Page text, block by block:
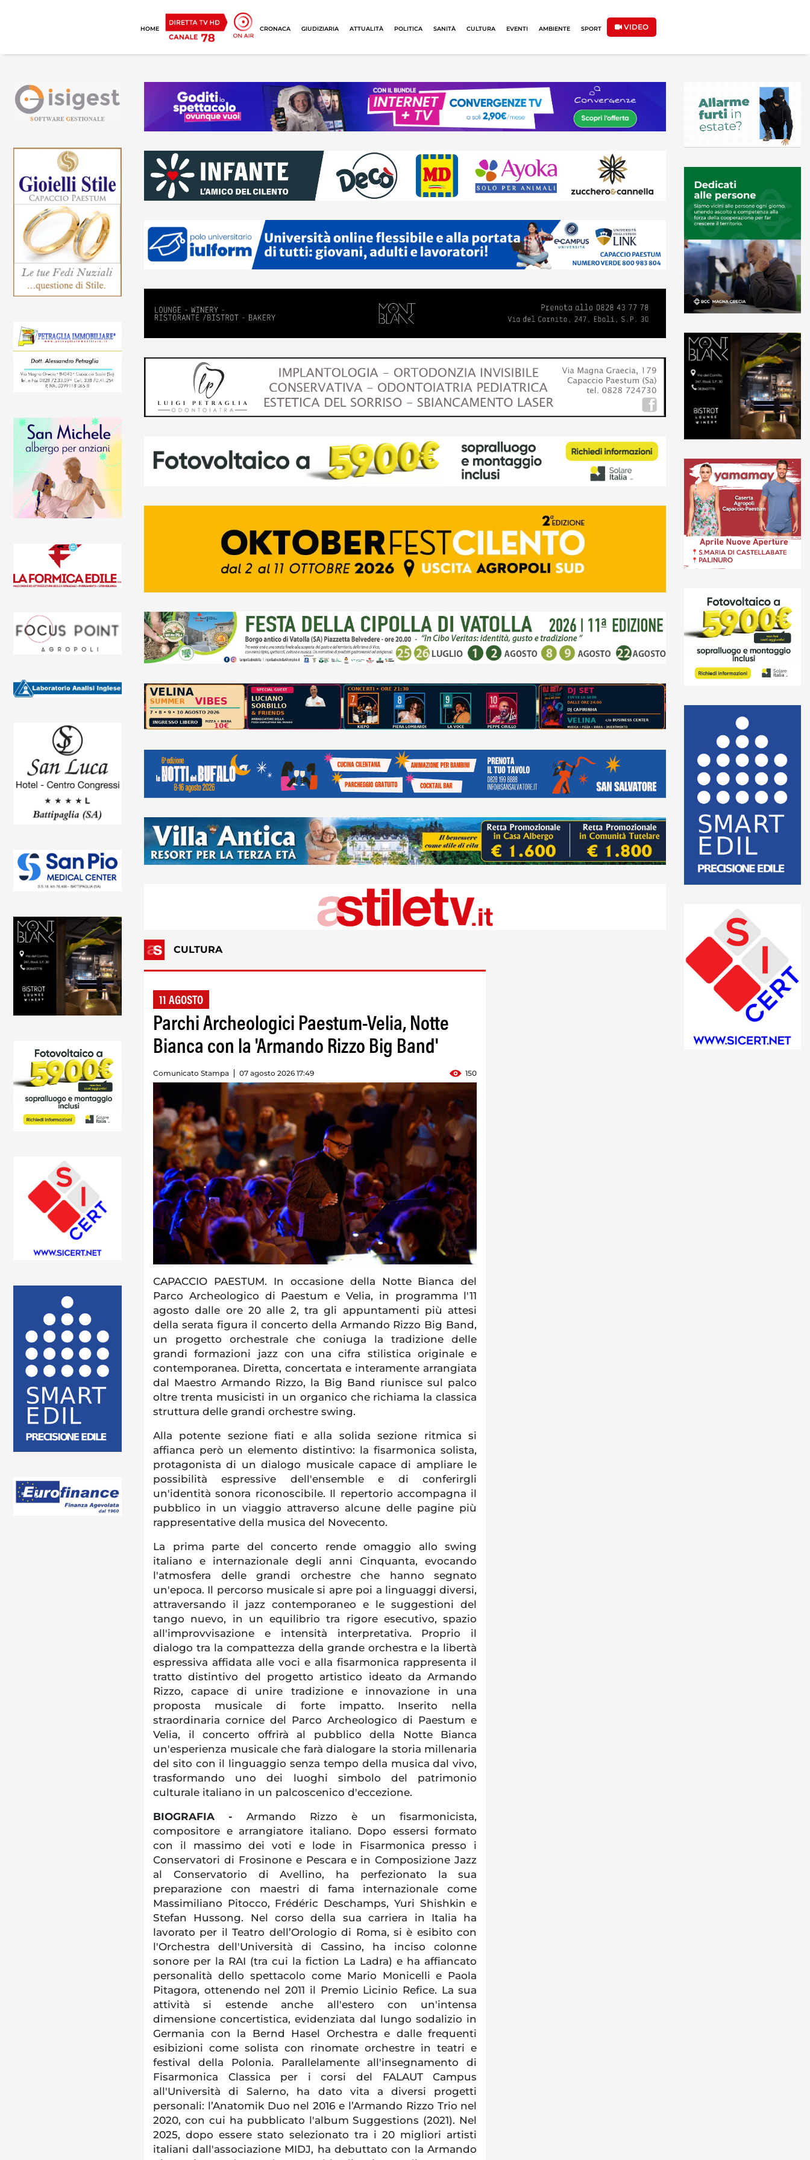
HOME CRONACA GIUDIZIARIA ATTUALITÀ POLITICA SANITÀ CULTURA EVENTI AMBIENTE SPORT VIDEO
CULTURA
11 AGOSTO
Parchi Archeologici Paestum-Velia, Notte
Bianca con la 'Armando Rizzo Big Band'
Comunicato Stampa 07 agosto 2026 17:49 150
CAPACCIO PAESTUM. In occasione della Notte Bianca del
Parco Archeologico di Paestum e Velia, in programma l'11
agosto dalle ore 20 alle 2, tra gli appuntamenti più attesi
della serata figura il concerto della Armando Rizzo Big Band,
un progetto orchestrale che coniuga la tradizione delle
grandi formazioni jazz con una cifra stilistica originale e
contemporanea. Diretta, concertata e interamente arrangiata
dal Maestro Armando Rizzo, la Big Band riunisce sul palco
oltre trenta musicisti in un organico che richiama la classica
struttura delle grandi orchestre swing.
Alla potente sezione fiati e alla solida sezione ritmica si
affianca però un elemento distintivo: la fisarmonica solista,
protagonista di un dialogo musicale capace di ampliare le
possibilità espressive dell'ensemble e di conferirgli
un'identità sonora riconoscibile. Il repertorio accompagna il
pubblico in un viaggio attraverso alcune delle pagine più
rappresentative della musica del Novecento.
La prima parte del concerto rende omaggio allo swing
italiano e internazionale degli anni Cinquanta, evocando
l'atmosfera delle grandi orchestre che hanno segnato
un'epoca. Il percorso musicale si apre poi a linguaggi diversi,
attraversando il jazz contemporaneo e le suggestioni del
tango nuevo, in un equilibrio tra rigore esecutivo, spazio
all'improvvisazione e intensità interpretativa. Proprio il
dialogo tra la compattezza della grande orchestra e la libertà
espressiva affidata alle voci e alla fisarmonica rappresenta il
tratto distintivo del progetto artistico ideato da Armando
Rizzo, capace di unire tradizione e innovazione in una
proposta musicale di forte impatto. Inserito nella
straordinaria cornice del Parco Archeologico di Paestum e
Velia, il concerto offrirà al pubblico della Notte Bianca
un'esperienza musicale che farà dialogare la storia millenaria
del sito con il linguaggio senza tempo della musica dal vivo,
trasformando uno dei luoghi simbolo del patrimonio
culturale italiano in un palcoscenico d'eccezione.
BIOGRAFIA -Armando Rizzo è un fisarmonicista,
compositore e arrangiatore italiano. Dopo essersi formato
con il massimo dei voti e lode in Fisarmonica presso i
Conservatori di Frosinone e Pescara e in Composizione Jazz
al Conservatorio di Avellino, ha perfezionato la sua
preparazione con maestri di fama internazionale come
Massimiliano Pitocco, Frédéric Deschamps, Yuri Shishkin e
Stefan Hussong. Nel corso della sua carriera in Italia ha
lavorato per il Teatro dell’Orologio di Roma, si è esibito con
l'Orchestra dell'Università di Cassino, ha inciso colonne
sonore per la RAI (tra cui la fiction La Ladra) e ha affiancato
personalità dello spettacolo come Mario Monicelli e Paola
Pitagora, ottenendo nel 2011 il Premio Licinio Refice. La sua
attività si estende anche all'estero con un'intensa
dimensione concertistica, evidenziata dal lungo sodalizio in
Germania con la Bernd Hasel Orchestra e dalle frequenti
esibizioni come solista con rinomate orchestre in teatri e
festival della Polonia. Parallelamente all'insegnamento di
Fisarmonica Classica per i corsi del FALAUT Campus
all'Università di Salerno, ha dato vita a diversi progetti
personali: l’Anatomik Duo nel 2016 e l’Armando Rizzo Trio nel
2020, con cui ha pubblicato l'album Suggestions (2021). Nel
2025, dopo essere stato selezionato tra i 20 migliori artisti
italiani dall'associazione MIDJ, ha debuttato con la Armando